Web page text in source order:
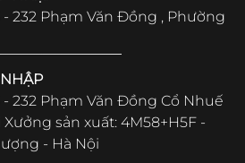
- 232 Phạm Văn Đồng , Phường
- 232 Phạm Văn Đồng Cổ Nhuế
sản xuất: 4M58+H5F -
- Hà Nội